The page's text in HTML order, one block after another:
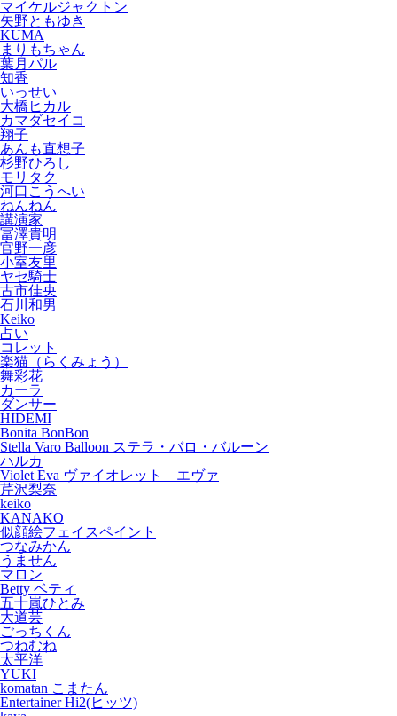
マイケルジャクトン
矢野ともゆき
KUMA
まりもちゃん
葉月パル
知香
いっせい
大橋ヒカル
カマダセイコ
翔子
あんも直想子
杉野ひろし
モリタク
河口こうへい
ねんねん
講演家
冨澤貴明
官野一彦
小室友里
ヤセ騎士
古市佳央
石川和男
Keiko
占い
コレット
楽猫（らくみょう）
舞彩花
カーラ
ダンサー
HIDEMI
Bonita BonBon
Stella Varo Balloon ステラ・バロ・バルーン
ハルカ
Violet Eva ヴァイオレット エヴァ
芹沢梨奈
keiko
KANAKO
似顔絵フェイスペイント
つなみかん
うません
マロン
Betty ベティ
五十嵐ひとみ
大道芸
ごっちくん
つねむね
太平洋
YUKI
komatan こまたん
Entertainer Hi2(ヒッツ)